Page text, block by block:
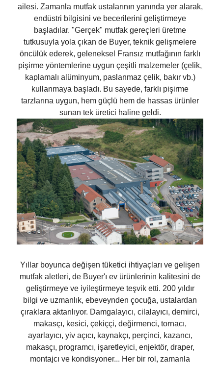
ailesi. Zamanla mutfak ustalarının yanında yer alarak,
endüstri bilgisini ve becerilerini geliştirmeye
başladılar. "Gerçek" mutfak gereçleri üretme
tutkusuyla yola çıkan de Buyer, teknik gelişmelere
öncülük ederek, geleneksel Fransız mutfağının farklı
pişirme yöntemlerine uygun çeşitli malzemeler (çelik,
kaplamalı alüminyum, paslanmaz çelik, bakır vb.)
kullanmaya başladı. Bu sayede, farklı pişirme
tarzlarına uygun, hem güçlü hem de hassas ürünler
sunan tek üretici haline geldi.
Yıllar boyunca değişen tüketici ihtiyaçları ve gelişen
mutfak aletleri, de Buyer'ı ev ürünlerinin kalitesini de
geliştirmeye ve iyileştirmeye teşvik etti. 200 yıldır
bilgi ve uzmanlık, ebeveynden çocuğa, ustalardan
çıraklara aktarılıyor. Damgalayıcı, cilalayıcı, demirci,
makasçı, kesici, çekiççi, değirmenci, tornacı,
ayarlayıcı, yiv açıcı, kaynakçı, perçinci, kazancı,
makasçı, programcı, işaretleyici, enjektör, draper,
montajcı ve kondisyoner... Her bir rol, zamanla